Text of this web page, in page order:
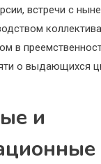
встречи с
в
о выдающихся
и